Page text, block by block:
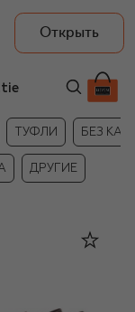
Открыть
ТУФЛИ БЕЗ
ДРУГИЕ